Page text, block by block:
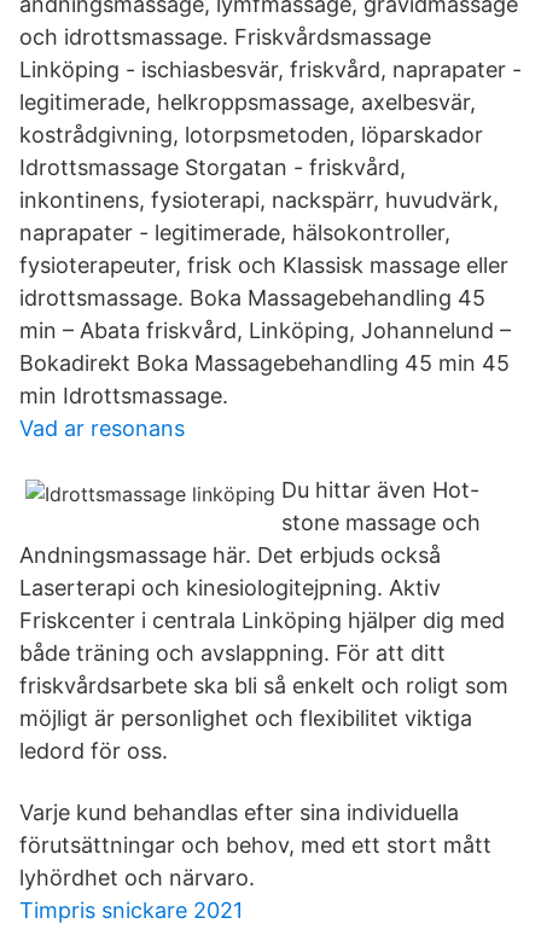
och idrottsmassage. Friskvårdsmassage
Linköping - ischiasbesvär, friskvård, naprapater -
legitimerade, helkroppsmassage, axelbesvär,
kostrådgivning, lotorpsmetoden, löparskador
Idrottsmassage Storgatan - friskvård,
inkontinens, fysioterapi, nackspärr, huvudvärk,
naprapater - legitimerade, hälsokontroller,
fysioterapeuter, frisk och Klassisk massage eller
idrottsmassage. Boka Massagebehandling 45
min – Abata friskvård, Linköping, Johannelund –
Bokadirekt Boka Massagebehandling 45 min 45
min Idrottsmassage.
Vad ar resonans
Du hittar även Hot-
stone massage och
Andningsmassage här. Det erbjuds också
Laserterapi och kinesiologitejpning. Aktiv
Friskcenter i centrala Linköping hjälper dig med
både träning och avslappning. För att ditt
friskvårdsarbete ska bli så enkelt och roligt som
möjligt är personlighet och flexibilitet viktiga
ledord för oss.
Varje kund behandlas efter sina individuella
förutsättningar och behov, med ett stort mått
lyhördhet och närvaro.
Timpris snickare 2021